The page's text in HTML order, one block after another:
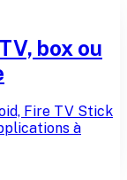
box ou
Fire TV Stick
à